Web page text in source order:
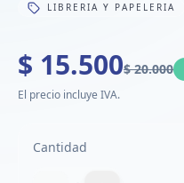
LIBRERIA Y PAPELERIA
$ 15.500$ 20.000
El precio incluye IVA.
Cantidad